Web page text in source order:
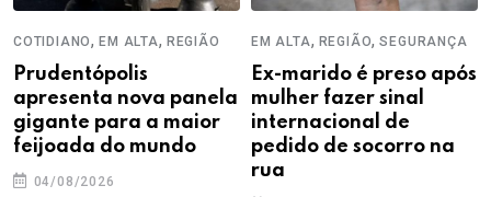
COTIDIANO,EM ALTA, REGIÃO
Prudentópolis
apresenta nova panela
gigante para a maior
feijoada do mundo
04/08/2026
EM ALTA, REGIÃO,SEGURANÇA
Ex-marido é preso após
mulher fazer sinal
internacional de
pedido de socorro na
rua